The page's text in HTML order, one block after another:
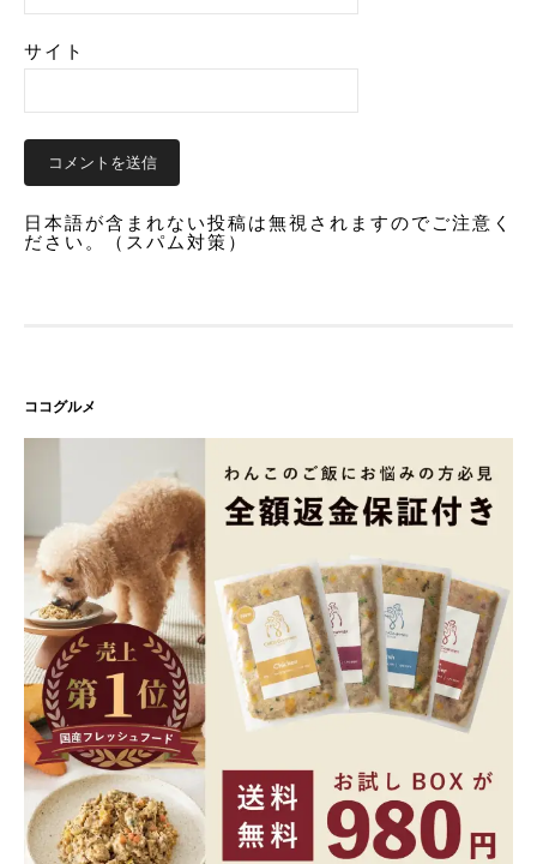
サイト
日本語が含まれない投稿は無視されますのでご注意く
ださい。（スパム対策）
ココグルメ